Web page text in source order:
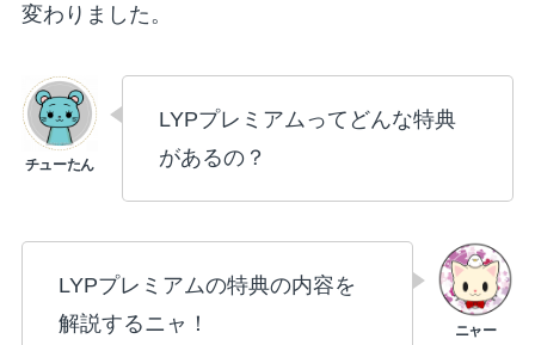
変わりました。
LYPプレミアムってどんな特典
があるの？
LYPプレミアムの特典の内容を
解説するニャ！